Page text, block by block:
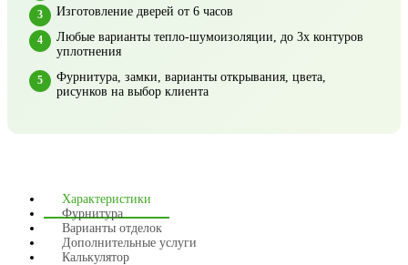
Изготовление дверей от 6 часов
Любые варианты тепло-шумоизоляции, до 3х контуров
уплотнения
Фурнитура, замки, варианты открывания, цвета,
рисунков на выбор клиента
Характеристики
Фурнитура
Варианты отделок
Дополнительные услуги
Калькулятор